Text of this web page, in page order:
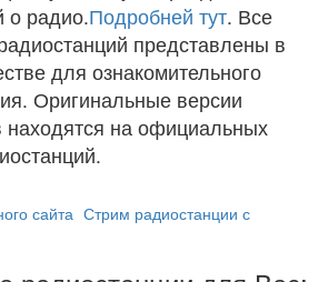
о радио.Подробней тут. Все
представлены в
для ознакомительного
Оригинальные версии
находятся на официальных
сайта Стрим радиостанции с